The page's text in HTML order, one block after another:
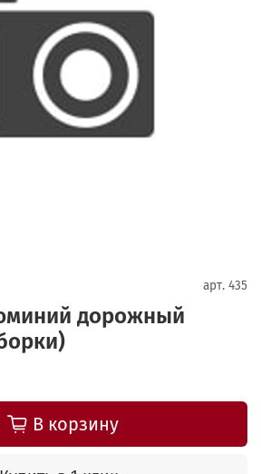
арт. 435
дорожный
В корзину